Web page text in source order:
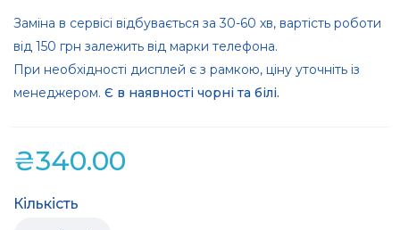
Заміна в сервісі відбувається за 30-60 хв, вартість роботи
від 150 грн залежить від марки телефона.
При необхідності дисплей є з рамкою, ціну уточніть із
менеджером. Є в наявності чорні та білі.
₴340.00
Кількість